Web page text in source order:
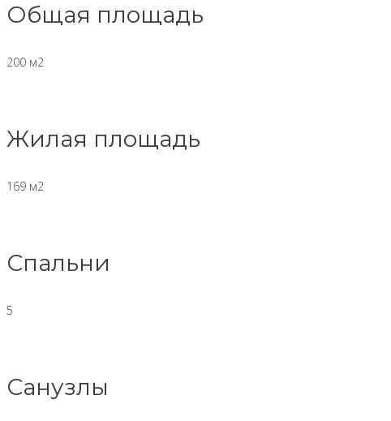
Общая площадь
200 м2
Жилая площадь
169 м2
Спальни
5
Санузлы